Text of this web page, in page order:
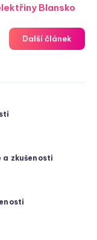
Blansko
Další článek
a zkušenosti